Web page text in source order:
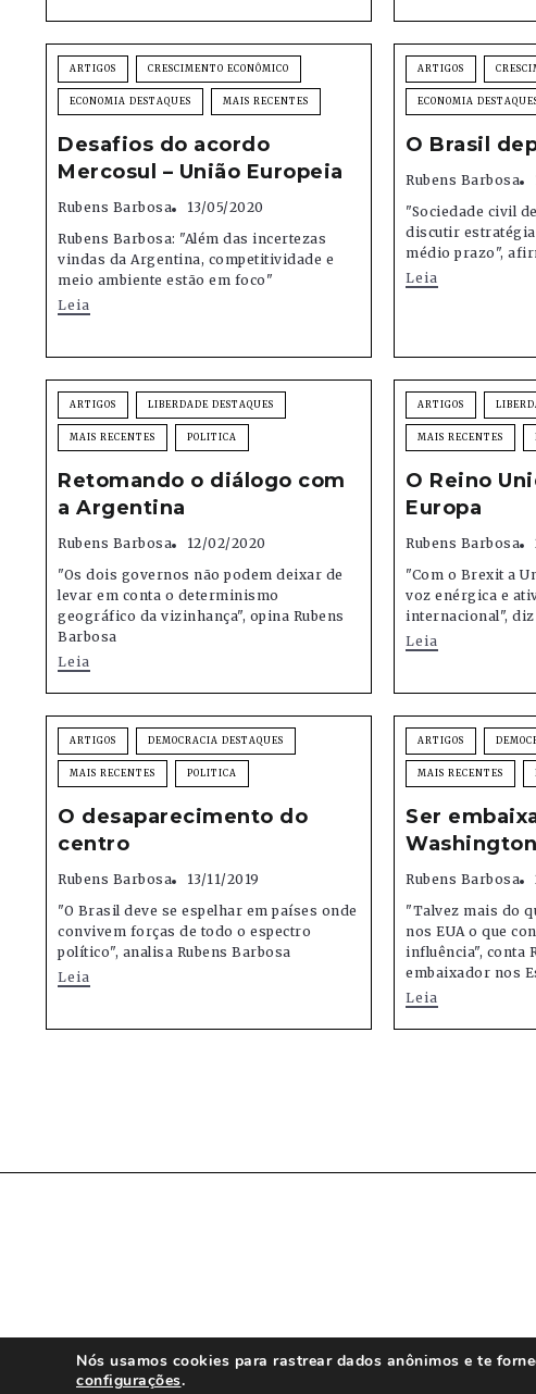
ARTIGOS CRESCIMENTO ECONÔMICO
ECONOMIA DESTAQUES MAIS RECENTES
Desafios do acordo
Mercosul – União Europeia
Rubens Barbosa
13/05/2020
Rubens Barbosa: "Além das incertezas
vindas da Argentina, competitividade e
meio ambiente estão em foco"
Leia
ARTIGOS
ECONOMIA
O Brasil
Rubens Barbosa
"Sociedade civil
discutir
médio prazo",
Leia
ARTIGOS LIBERDADE DESTAQUES
MAIS RECENTES POLITICA
Retomando o diálogo com
a Argentina
Rubens Barbosa
12/02/2020
"Os dois governos não podem deixar de
levar em conta o determinismo
geográfico da vizinhança", opina Rubens
Barbosa
Leia
ARTIGOS
MAIS RECENTES
O Reino
Europa
Rubens Barbosa
"Com o Brexit a
voz enérgica e
internacional", diz
Leia
ARTIGOS DEMOCRACIA DESTAQUES
MAIS RECENTES POLITICA
O desaparecimento do
centro
Rubens Barbosa
13/11/2019
"O Brasil deve se espelhar em países onde
convivem forças de todo o espectro
político", analisa Rubens Barbosa
Leia
ARTIGOS
MAIS RECENTES
Ser
Washington
Rubens Barbosa
"Talvez mais do
nos EUA o que
influência", conta
embaixador nos
Leia
Nós usamos cookies para rastrear dados anônimos e te
configurações.